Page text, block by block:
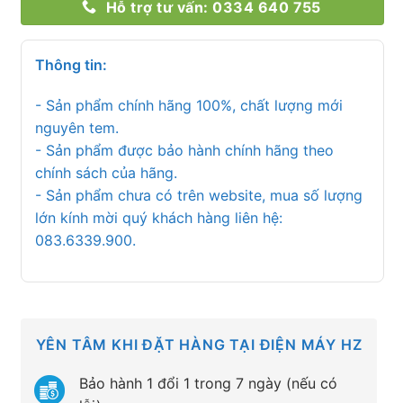
Hỗ trợ tư vấn: 0334 640 755
Thông tin:
- Sản phẩm chính hãng 100%, chất lượng mới
nguyên tem.
- Sản phẩm được bảo hành chính hãng theo
chính sách của hãng.
- Sản phẩm chưa có trên website, mua số lượng
lớn kính mời quý khách hàng liên hệ:
083.6339.900.
YÊN TÂM KHI ĐẶT HÀNG TẠI ĐIỆN MÁY HZ
Bảo hành 1 đổi 1 trong 7 ngày (nếu có